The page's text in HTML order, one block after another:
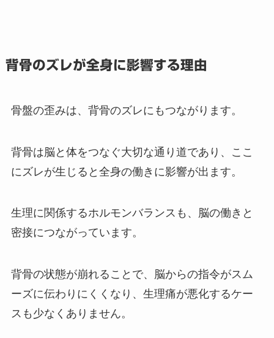
背骨のズレが全身に影響する理由
骨盤の歪みは、背骨のズレにもつながります。
背骨は脳と体をつなぐ大切な通り道であり、ここ
にズレが生じると全身の働きに影響が出ます。
生理に関係するホルモンバランスも、脳の働きと
密接につながっています。
背骨の状態が崩れることで、脳からの指令がスム
ーズに伝わりにくくなり、生理痛が悪化するケー
スも少なくありません。